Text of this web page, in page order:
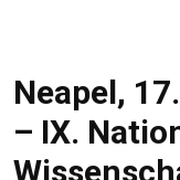
Neapel,
– IX.